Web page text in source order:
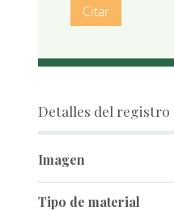
Citar
Detalles del registro
Imagen
Tipo de material